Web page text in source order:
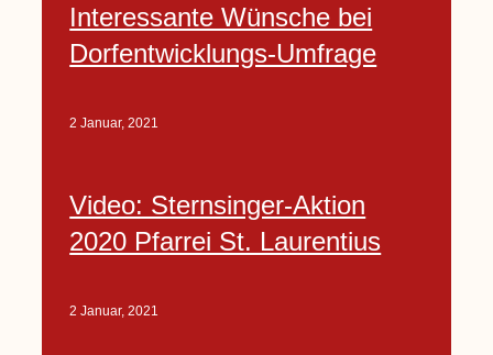
Interessante Wünsche bei
Dorfentwicklungs-Umfrage
2 Januar, 2021
Video: Sternsinger-Aktion
2020 Pfarrei St. Laurentius
2 Januar, 2021